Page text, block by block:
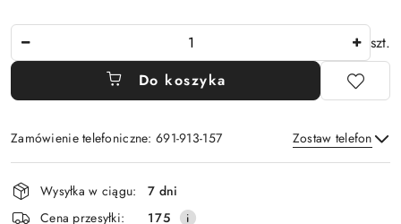
szt.
Do koszyka
Zamówienie telefoniczne: 691-913-157 Zostaw telefon
Wyślij
Dostępność
i
Wysyłka w ciągu:
7 dni
Cena przesyłki:
175